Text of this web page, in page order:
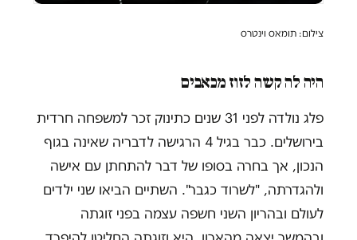
צילום: תומאס וינטרס
היה לה קשה לזוז מכאבים
פלג נולדה לפני 31 שנים כתינוק זכר למשפחה חרדית
בירושלים. כבר בגיל 4 הרגישה לדבריה שאינה בגוף
הנכון, אך בחרה בסופו של דבר להתחתן עם אישה
ולהגדרתה, "לשרוד כגבר". השתיים הביאו שני ילדים
לעולם ובהריון השני חשפה עצמה בפני זוגתה